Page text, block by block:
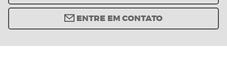
ENTRE EM CONTATO